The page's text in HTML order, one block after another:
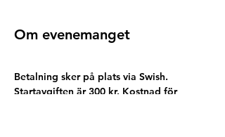
Om evenemanget
Betalning sker på plats via Swish.
Startavgiften är 300 kr. Kostnad för